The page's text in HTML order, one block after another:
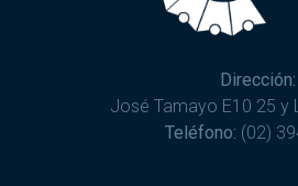
Dirección:
José Tamayo E10 25 y
Teléfono: (02)